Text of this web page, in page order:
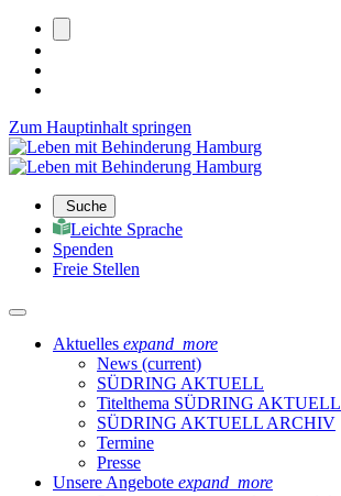
Zum Hauptinhalt springen
Suche
Leichte Sprache
Spenden
Freie Stellen
Aktuelles expand_more
News (current)
SÜDRING AKTUELL
Titelthema SÜDRING AKTUELL
SÜDRING AKTUELL ARCHIV
Termine
Presse
Unsere Angebote expand_more